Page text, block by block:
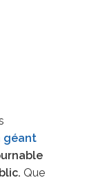
géant
Que